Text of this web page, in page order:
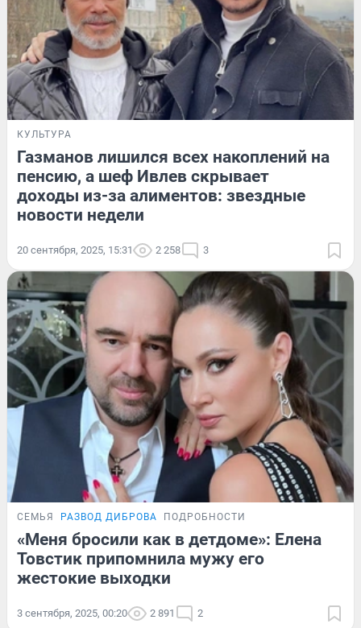
КУЛЬТУРА
Газманов лишился всех накоплений на
пенсию, а шеф Ивлев скрывает
доходы из-за алиментов: звездные
новости недели
20 сентября, 2025, 15:31 2 258 3
СЕМЬЯ РАЗВОД ДИБРОВА ПОДРОБНОСТИ
«Меня бросили как в детдоме»: Елена
Товстик припомнила мужу его
жестокие выходки
3 сентября, 2025, 00:20 2 891 2